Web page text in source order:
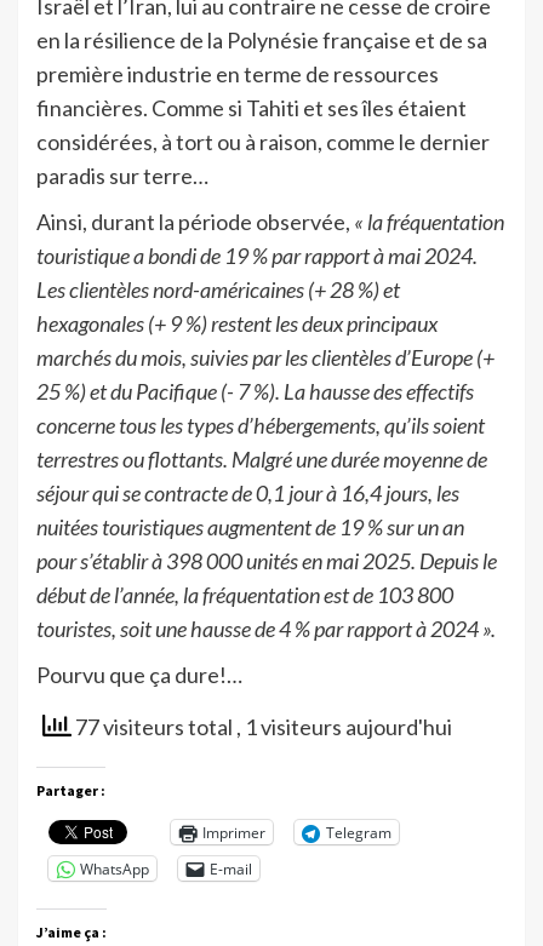
Israël et l’Iran, lui au contraire ne cesse de croire
en la résilience de la Polynésie française et de sa
première industrie en terme de ressources
financières. Comme si Tahiti et ses îles étaient
considérées, à tort ou à raison, comme le dernier
paradis sur terre…
Ainsi, durant la période observée, « la fréquentation
touristique a bondi de 19 % par rapport à mai 2024.
Les clientèles nord-américaines (+ 28 %) et
hexagonales (+ 9 %) restent les deux principaux
marchés du mois, suivies par les clientèles d’Europe (+
25 %) et du Pacifique (- 7 %). La hausse des effectifs
concerne tous les types d’hébergements, qu’ils soient
terrestres ou flottants. Malgré une durée moyenne de
séjour qui se contracte de 0,1 jour à 16,4 jours, les
nuitées touristiques augmentent de 19 % sur un an
pour s’établir à 398 000 unités en mai 2025. Depuis le
début de l’année, la fréquentation est de 103 800
touristes, soit une hausse de 4 % par rapport à 2024 ».
Pourvu que ça dure!…
77 visiteurs total , 1 visiteurs aujourd'hui
Partager :
Imprimer
Telegram
WhatsApp
E-mail
J’aime ça :